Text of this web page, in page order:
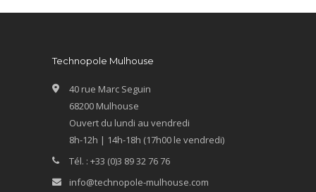
Technopole Mulhouse
40 rue Marc Seguin
68200 Mulhouse
Ouvert du lundi au vendredi
8h-12h | 14h-18h (17h00 le vendredi)
Tél. : +33 (0)3 89 32 76 76
info@technopole-mulhouse.com